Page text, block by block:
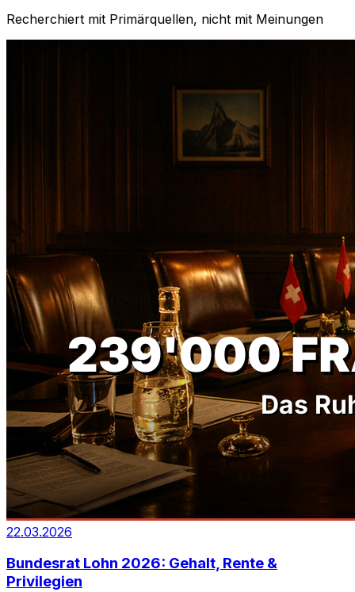
Recherchiert mit Primärquellen, nicht mit Meinungen
22.03.2026
Bundesrat Lohn 2026: Gehalt, Rente &
Privilegien